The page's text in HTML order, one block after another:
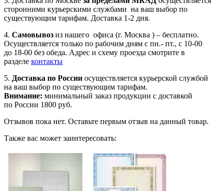
сторонними курьерскими службами на ваш выбор по
существующим тарифам. Доставка 1-2 дня.
4. Самовывоз из нашего офиса (г. Москва ) – бесплатно.
Осуществляется только по рабочим дням с пн.- пт., с 10-00
до 18-00 без обеда. Адрес и схему проезда смотрите в
разделе контакты
5. Доставка по России осуществляется курьерской службой
на ваш выбор по существующим тарифам.
Внимание: минимальный заказ продукции с доставкой
по России 1800 руб.
Отзывов пока нет. Оставьте первым отзыв на данный товар.
Также вас может заинтересовать: